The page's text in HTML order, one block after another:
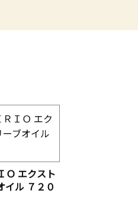
Ｏ エクスト
イル ７２０